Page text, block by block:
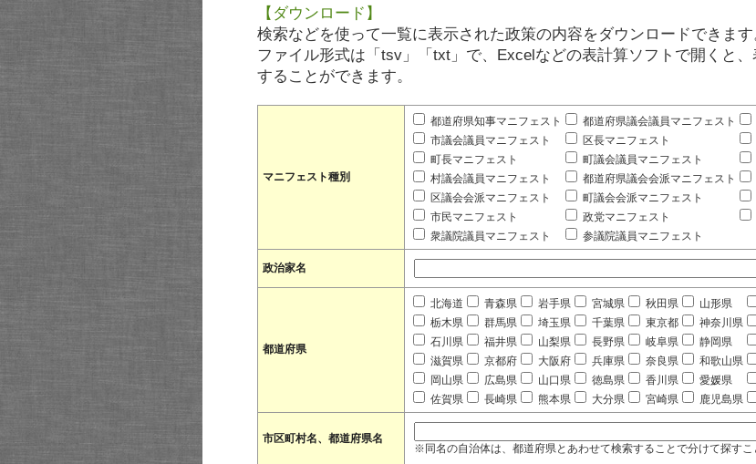
【ダウンロード】
検索などを使って一覧に表示された政策の内容をダウンロードできます
ファイル形式は「tsv」「txt」で、Excelなどの表計算ソフトで開くと
することができます。
マニフェスト種別
都道府県知事マニフェスト 都道府県議会議員マニフェスト
市議会議員マニフェスト
区長マニフェスト
町長マニフェスト
町議会議員マニフェスト
村議会議員マニフェスト
都道府県議会会派マニフェスト
区議会会派マニフェスト
町議会会派マニフェスト
市民マニフェスト
政党マニフェスト
衆議院議員マニフェスト
参議院議員マニフェスト
政治家名
都道府県
北海道 青森県 岩手県 宮城県 秋田県 山形県
栃木県
群馬県 埼玉県 千葉県 東京都 神奈川県
石川県
福井県 山梨県 長野県 岐阜県 静岡県
滋賀県
京都府 大阪府 兵庫県 奈良県 和歌山県
岡山県
広島県 山口県 徳島県 香川県 愛媛県
佐賀県
長崎県 熊本県 大分県 宮崎県 鹿児島県
市区町村名、都道府県名
※同名の自治体は、都道府県とあわせて検索することで分けて探すこ